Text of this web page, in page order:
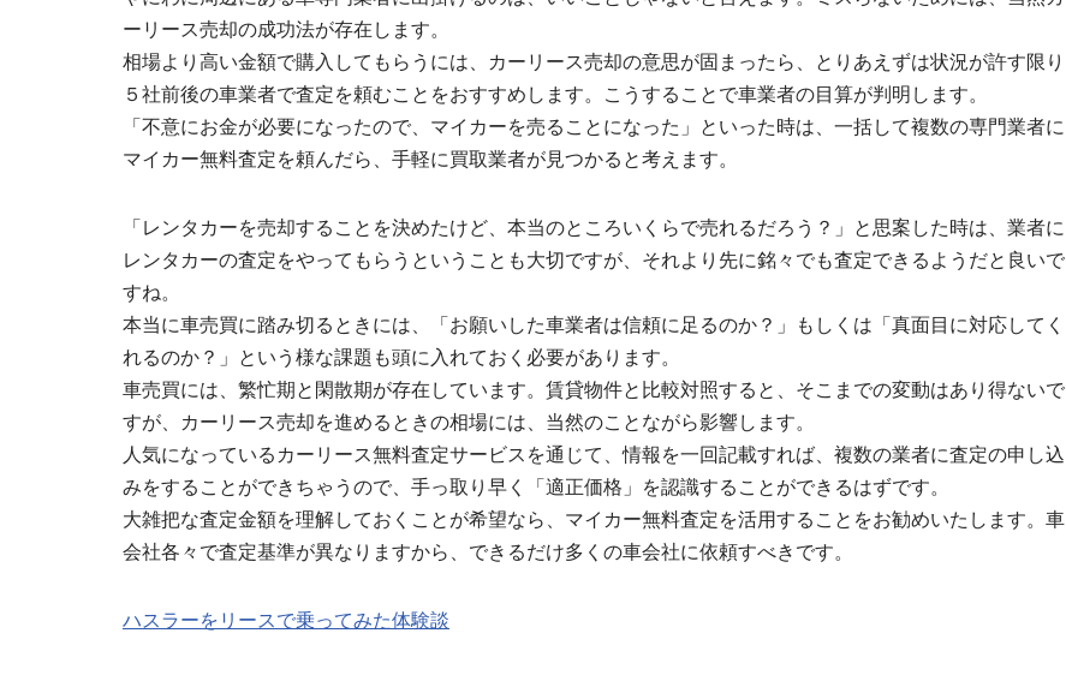
ーリース売却の成功法が存在します。
相場より高い金額で購入してもらうには、カーリース売却の意思が固まったら、とりあえずは状況が許す限り
５社前後の車業者で査定を頼むことをおすすめします。こうすることで車業者の目算が判明します。
「不意にお金が必要になったので、マイカーを売ることになった」といった時は、一括して複数の専門業者に
マイカー無料査定を頼んだら、手軽に買取業者が見つかると考えます。
「レンタカーを売却することを決めたけど、本当のところいくらで売れるだろう？」と思案した時は、業者に
レンタカーの査定をやってもらうということも大切ですが、それより先に銘々でも査定できるようだと良いで
すね。
本当に車売買に踏み切るときには、「お願いした車業者は信頼に足るのか？」もしくは「真面目に対応してく
れるのか？」という様な課題も頭に入れておく必要があります。
車売買には、繁忙期と閑散期が存在しています。賃貸物件と比較対照すると、そこまでの変動はあり得ないで
すが、カーリース売却を進めるときの相場には、当然のことながら影響します。
人気になっているカーリース無料査定サービスを通じて、情報を一回記載すれば、複数の業者に査定の申し込
みをすることができちゃうので、手っ取り早く「適正価格」を認識することができるはずです。
大雑把な査定金額を理解しておくことが希望なら、マイカー無料査定を活用することをお勧めいたします。車
会社各々で査定基準が異なりますから、できるだけ多くの車会社に依頼すべきです。
ハスラーをリースで乗ってみた体験談